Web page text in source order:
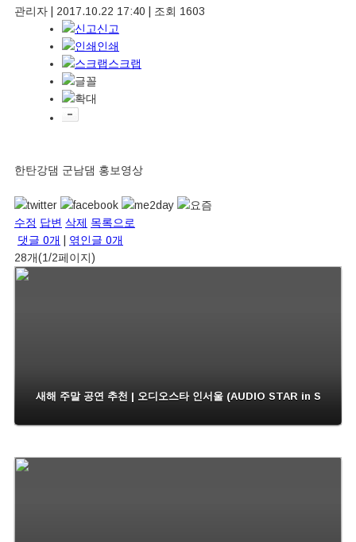
관리자 2017.10.22 17:40 조회 1603
신고
인쇄
스크랩
한탄강댐 군남댐 홍보영상
수정 답변 삭제 목록으로
댓글 0개 엮인글 0개
28개(1/2페이지)
새해 주말 공연 추천 | 오디오스타 인서울 (AUDIO STAR in S